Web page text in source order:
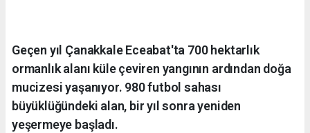
Geçen yıl Çanakkale Eceabat'ta 700 hektarlık
ormanlık alanı küle çeviren yangının ardından doğa
mucizesi yaşanıyor. 980 futbol sahası
büyüklüğündeki alan, bir yıl sonra yeniden
yeşermeye başladı.